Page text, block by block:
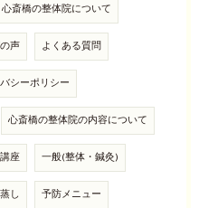
心斎橋の整体院について
声 よくある質問
シーポリシー
心斎橋の整体院の内容について
座 一般(整体・鍼灸)
し 予防メニュー